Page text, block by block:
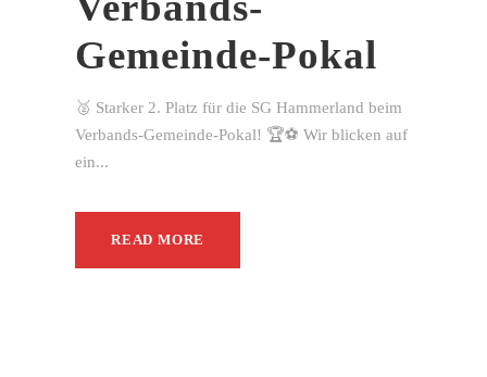
Gemeinde-Pokal
🥈 Starker 2. Platz für die SG Hammerland beim
Verbands-Gemeinde-Pokal! 🏆⚽ Wir blicken auf
ein...
READ MORE